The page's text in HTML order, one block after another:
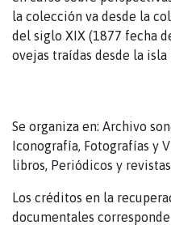
la colección va desde la
del siglo XIX (1877 fecha
ovejas traídas desde la
Se organiza en: Archivo
Iconografía, Fotografías y
libros, Periódicos y
Los créditos en la
documentales